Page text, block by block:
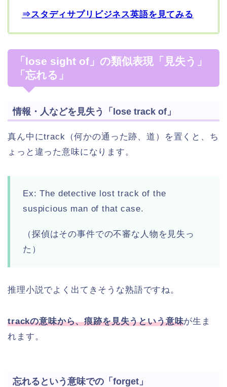
⇒スタディサプリビジネス英語を見てみる
「lose sight of」の類似表現「見失う」
「忘れる」
情報・人などを見失う「lose track of」
真ん中にtrack（何かの通った跡、道）を置くと、ち
ょっと違った意味になります。
Ex: The detective lost track of the
suspicious man of that case.
（探偵はその事件での不審な人物を見失っ
た）
推理小説でよく出てきそうな熟語ですね。
trackの意味から、痕跡を見失うという意味が生ま
れます。
忘れるという意味での「forget」